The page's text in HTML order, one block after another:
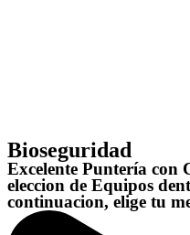
Bioseguridad
Excelente Puntería con
eleccion de Equipos
continuacion, elige tu